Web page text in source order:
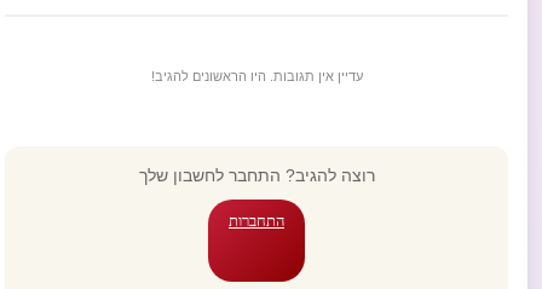
עדיין אין תגובות. היו הראשונים להגיב!
רוצה להגיב? התחבר לחשבון שלך
התחברות